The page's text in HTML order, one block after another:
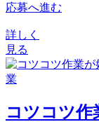
応募へ進む
詳しく
見る
コツコツ作